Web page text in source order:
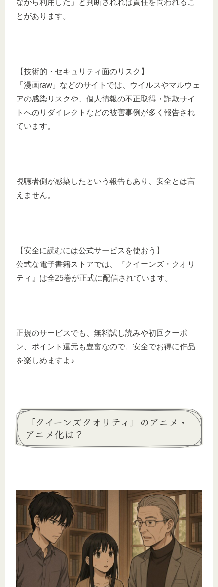
ながら利用した」と判断されれば責任を問われるこ
とがあります。
【技術的・セキュリティ面のリスク】
「漫画raw」などのサイトでは、ウイルスやマルウェ
アの感染リスクや、個人情報の不正取得・詐欺サイ
トへのリダイレクトなどの被害事例が多く報告され
ています。
視聴者側が感染したという報告もあり、安全とは言
えません。
【安全に読むには公式サービスを使おう】
公式な電子書籍ストアでは、『クイーンズ・クオリ
ティ』は全25巻が正式に配信されています。
正規のサービスでも、無料試し読みや初回クーポ
ン、ポイント還元も豊富なので、安全でお得に作品
を楽しめますよ♪
「クイーンズクオリティ」のアニメ・
アニメ化は？